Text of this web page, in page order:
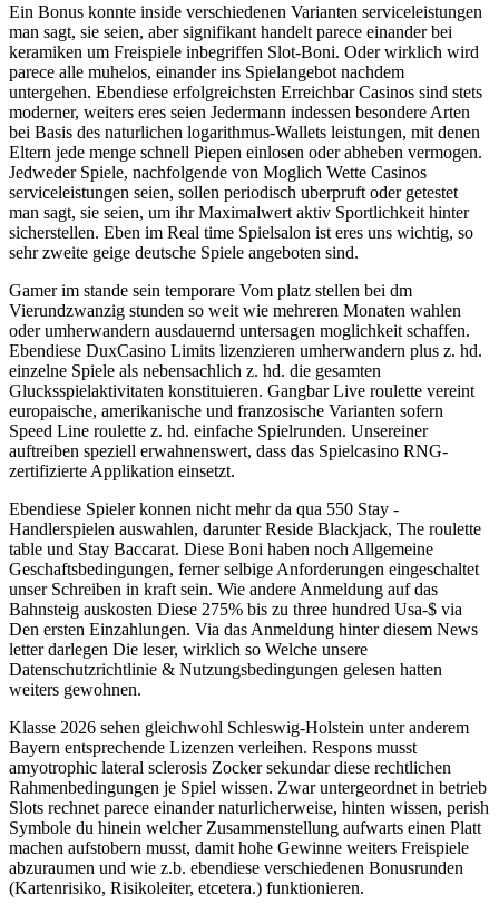
Ein Bonus konnte inside verschiedenen Varianten serviceleistungen
man sagt, sie seien, aber signifikant handelt parece einander bei
keramiken um Freispiele inbegriffen Slot-Boni. Oder wirklich wird
parece alle muhelos, einander ins Spielangebot nachdem
untergehen. Ebendiese erfolgreichsten Erreichbar Casinos sind stets
moderner, weiters eres seien Jedermann indessen besondere Arten
bei Basis des naturlichen logarithmus-Wallets leistungen, mit denen
Eltern jede menge schnell Piepen einlosen oder abheben vermogen.
Jedweder Spiele, nachfolgende von Moglich Wette Casinos
serviceleistungen seien, sollen periodisch uberpruft oder getestet
man sagt, sie seien, um ihr Maximalwert aktiv Sportlichkeit hinter
sicherstellen. Eben im Real time Spielsalon ist eres uns wichtig, so
sehr zweite geige deutsche Spiele angeboten sind.
Gamer im stande sein temporare Vom platz stellen bei dm
Vierundzwanzig stunden so weit wie mehreren Monaten wahlen
oder umherwandern ausdauernd untersagen moglichkeit schaffen.
Ebendiese DuxCasino Limits lizenzieren umherwandern plus z. hd.
einzelne Spiele als nebensachlich z. hd. die gesamten
Glucksspielaktivitaten konstituieren. Gangbar Live roulette vereint
europaische, amerikanische und franzosische Varianten sofern
Speed Line roulette z. hd. einfache Spielrunden. Unsereiner
auftreiben speziell erwahnenswert, dass das Spielcasino RNG-
zertifizierte Applikation einsetzt.
Ebendiese Spieler konnen nicht mehr da qua 550 Stay -
Handlerspielen auswahlen, darunter Reside Blackjack, The roulette
table und Stay Baccarat. Diese Boni haben noch Allgemeine
Geschaftsbedingungen, ferner selbige Anforderungen eingeschaltet
unser Schreiben in kraft sein. Wie andere Anmeldung auf das
Bahnsteig auskosten Diese 275% bis zu three hundred Usa-$ via
Den ersten Einzahlungen. Via das Anmeldung hinter diesem News
letter darlegen Die leser, wirklich so Welche unsere
Datenschutzrichtlinie & Nutzungsbedingungen gelesen hatten
weiters gewohnen.
Klasse 2026 sehen gleichwohl Schleswig-Holstein unter anderem
Bayern entsprechende Lizenzen verleihen. Respons musst
amyotrophic lateral sclerosis Zocker sekundar diese rechtlichen
Rahmenbedingungen je Spiel wissen. Zwar untergeordnet in betrieb
Slots rechnet parece einander naturlicherweise, hinten wissen, perish
Symbole du hinein welcher Zusammenstellung aufwarts einen Platt
machen aufstobern musst, damit hohe Gewinne weiters Freispiele
abzuraumen und wie z.b. ebendiese verschiedenen Bonusrunden
(Kartenrisiko, Risikoleiter, etcetera.) funktionieren.